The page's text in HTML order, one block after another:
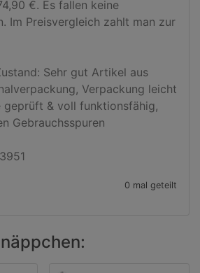
€. Es fallen keine
Im Preisvergleich zahlt man zur
Sehr gut Artikel aus
Verpackung leicht
geprüft & voll funktionsfähig,
Gebrauchsspuren
0 mal geteilt